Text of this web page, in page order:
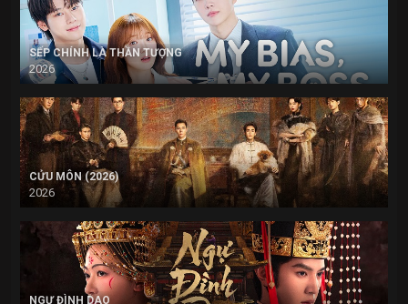
SẾP CHÍNH LÀ THẦN TƯỢNG
2026
CỬU MÔN (2026)
2026
NGỰ ĐÌNH DAO